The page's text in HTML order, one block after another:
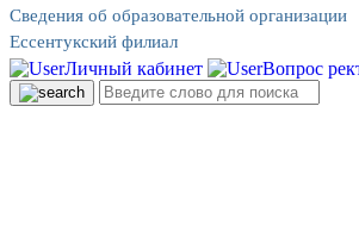
Сведения об образовательной организации
Ессентукский филиал
Личный кабинет Вопрос